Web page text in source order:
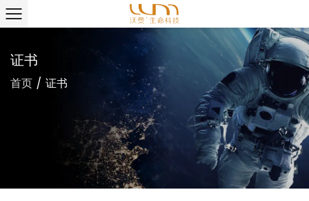
证书
首页 / 证书